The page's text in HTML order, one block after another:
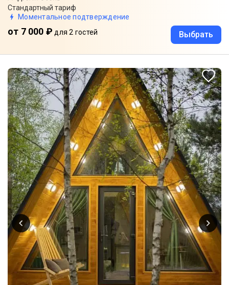
Стандартный тариф
Моментальное подтверждение
от 7 000 ₽ для 2 гостей Выбрать